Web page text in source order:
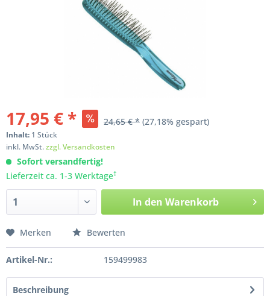
17,95 € * 24,65 € * (27,18% gespart)
Inhalt: 1 Stück
inkl. MwSt.zzgl. Versandkosten
Sofort versandfertig!
Lieferzeit ca. 1-3 Werktage†
In den Warenkorb
Merken Bewerten
Artikel-Nr.: 159499983
Beschreibung